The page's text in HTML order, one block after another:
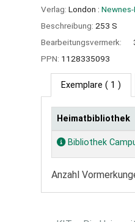
Verlag: London :
Beschreibung: 253 S
Bearbeitungsvermerk:
PPN: 1128335093
Exemplare ( 1 )
Exemplare
Heimatbibliothek
Bibliothek
Anzahl